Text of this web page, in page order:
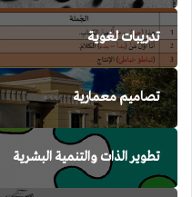
تدريبات لغوية
تصاميم معمارية
تطوير الذات والتنمية البشرية